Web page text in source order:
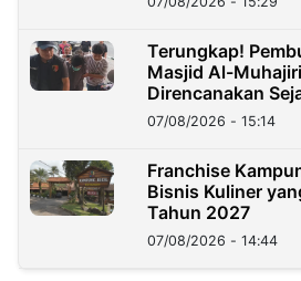
Terungkap!
Masjid Al-
Direncanakan
07/08/2026 - 15:14
Franchise
Bisnis Kuliner
Tahun 2027
07/08/2026 - 14:44